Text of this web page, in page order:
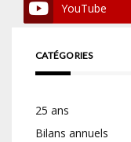
YouTube
CATÉGORIES
25 ans
Bilans annuels